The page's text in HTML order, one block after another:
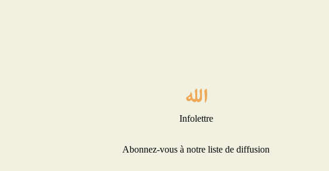
Infolettre
Abonnez-vous à notre liste de diffusion